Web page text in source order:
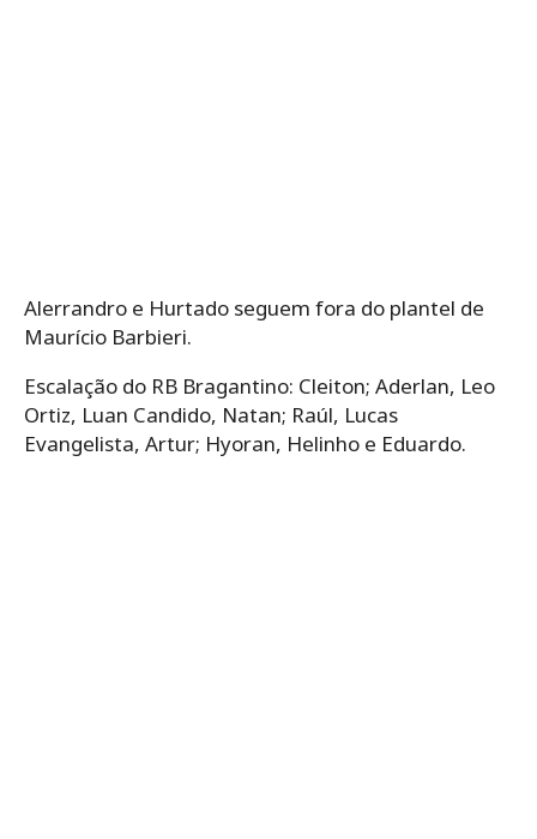
Alerrandro e Hurtado seguem fora do plantel de
Maurício Barbieri.
Escalação do RB Bragantino: Cleiton; Aderlan, Leo
Ortiz, Luan Candido, Natan; Raúl, Lucas
Evangelista, Artur; Hyoran, Helinho e Eduardo.